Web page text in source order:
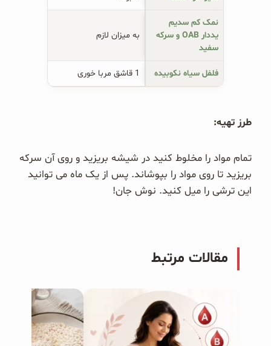
نمک کم سدیم
یددار OAB و سرکه
سفید
به میزان لازم
فلفل سیاه نکوبیده 1 قاشق مربا خوری
طرز تهیه:
تمام مواد را مخلوط کنید در شیشه بریزید و روی آن سرکه
بریزید تا روی مواد را بپوشاند. پس از یک ماه می توانید
این ترشی را میل کنید‎.‎ نوش جان!
مقالات مرتبط